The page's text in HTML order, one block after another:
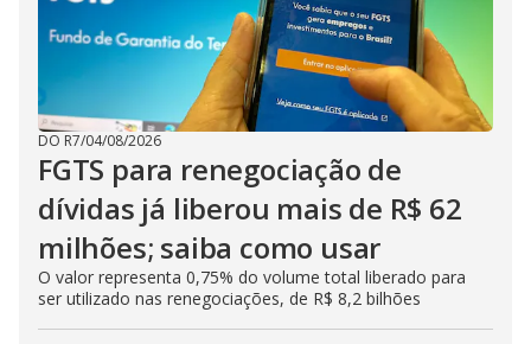
DO R7/04/08/2026
FGTS para renegociação de
dívidas já liberou mais de R$ 62
milhões; saiba como usar
O valor representa 0,75% do volume total liberado para
ser utilizado nas renegociações, de R$ 8,2 bilhões